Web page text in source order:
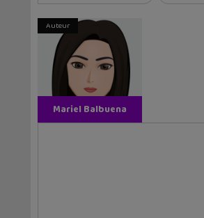
Auteur
Mariel Balbuena